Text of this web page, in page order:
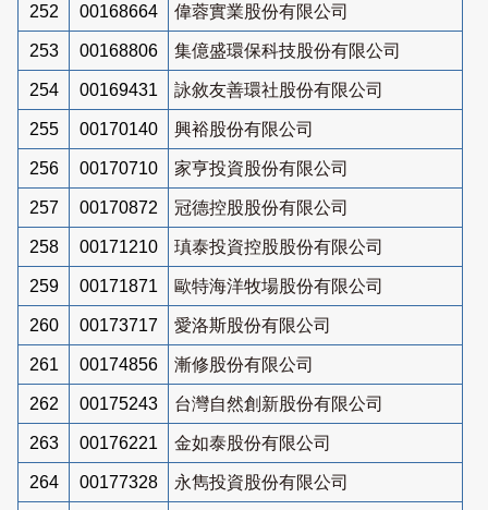
252 00168664 偉蓉實業股份有限公司
253 00168806 集億盛環保科技股份有限公司
254 00169431 詠敘友善環社股份有限公司
255 00170140 興裕股份有限公司
256 00170710 家亨投資股份有限公司
257 00170872 冠德控股股份有限公司
258 00171210 瑱泰投資控股股份有限公司
259 00171871 歐特海洋牧場股份有限公司
260 00173717 愛洛斯股份有限公司
261 00174856 漸修股份有限公司
262 00175243 台灣自然創新股份有限公司
263 00176221 金如泰股份有限公司
264 00177328 永雋投資股份有限公司